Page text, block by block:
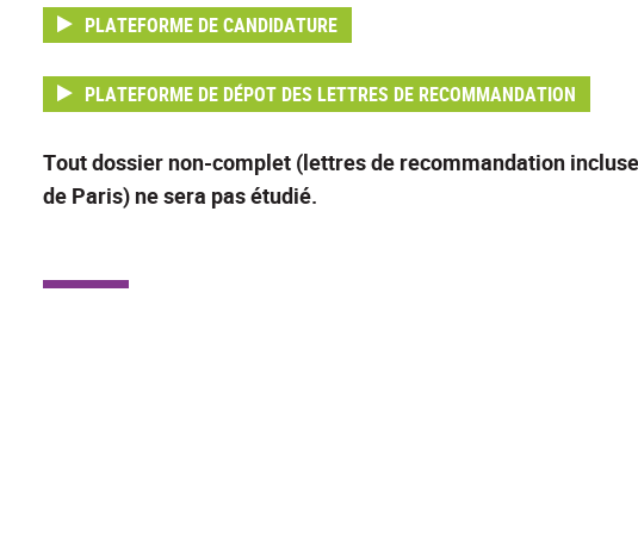
PLATEFORME DE CANDIDATURE
PLATEFORME DE DÉPOT DES LETTRES DE RECOMMANDATION
Tout dossier non-complet (lettres de recommandation
de Paris) ne sera pas étudié.